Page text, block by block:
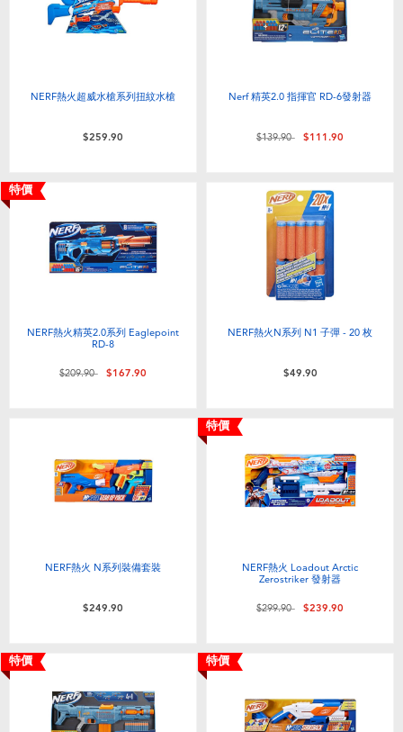
NERF熱火超威水槍系列扭紋水槍
$259.90
Nerf 精英2.0 指揮官 RD-6發射器
價格從
$139.90至$111.90
特價
NERF熱火精英2.0系列 Eaglepoint
RD-8
價格從
$209.90至$167.90
NERF熱火N系列 N1 子彈 - 20 枚
$49.90
NERF熱火 N系列裝備套裝
$249.90
特價
NERF熱火 Loadout Arctic
Zerostriker 發射器
價格從
$299.90至$239.90
特價 特價